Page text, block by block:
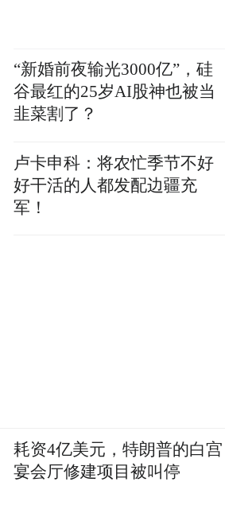
“新婚前夜输光3000亿”，硅
谷最红的25岁AI股神也被当
韭菜割了？
卢卡申科：将农忙季节不好
好干活的人都发配边疆充
军！
耗资4亿美元，特朗普的白宫
宴会厅修建项目被叫停